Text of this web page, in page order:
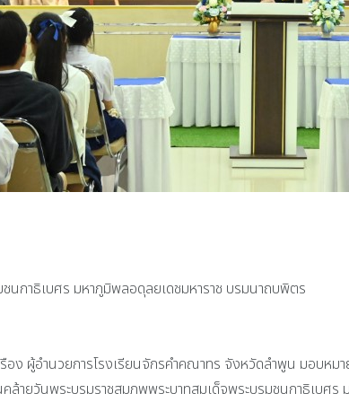
นกาธิเบศร มหาภูมิพลอดุลยเดชมหาราช บรมนาถบพิตร
ง ผู้อำนวยการโรงเรียนจักรคำคณาทร จังหวัดลำพูน มอบหม
ยวันพระบรมราชสมภพพระบาทสมเด็จพระบรมชนกาธิเบศ